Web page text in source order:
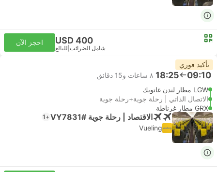
USD 400
شامل الضرائب للبالغ
احجز الآن
تأكيد فوري
09:10
18:25 ٨ ساعات و‫15 دقائق
LGW مطار لندن غاتويك
الاتصال الذاتي | رحلة جوية+رحلة جوية
GRX مطار غرناطة
الاقتصاد | رحلة جوية #VY7831 +1
Vueling